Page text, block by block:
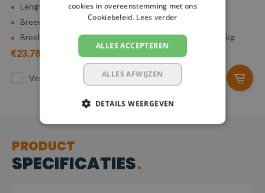
Lengte: 9 meter
Breedte: 50 mm
Breeksterkte: 5.000 kg
€23,78
Vergelijk
Lengte: 8 meter
Breedte: 50 mm
Breeksterkte: 5.000 kg
Vergelijk
PRODUCT
SPECIFICATIES
cookies in overeenstemming met ons
Cookiebeleid. Lees verder
ALLES ACCEPTEREN
ALLES AFWIJZEN
DETAILS WEERGEVEN